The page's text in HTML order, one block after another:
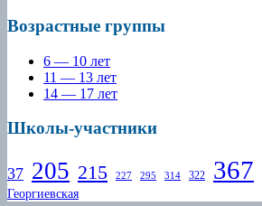
Возрастные группы
6 — 10 лет
11 — 13 лет
14 — 17 лет
Школы-участники
37 205 215 227 295 314 322 367
Георгиевская